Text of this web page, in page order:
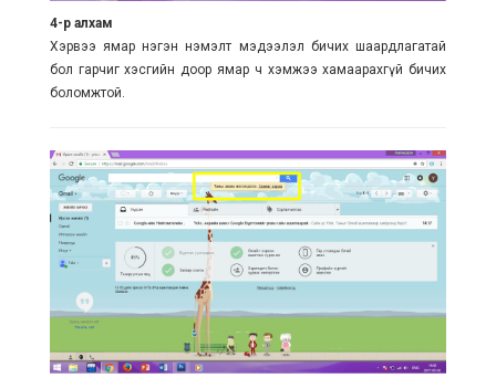
4-р алхам
Хэрвээ ямар нэгэн нэмэлт мэдээлэл бичих шаардлагатай
бол гарчиг хэсгийн доор ямар ч хэмжээ хамаарахгүй бичих
боломжтой.